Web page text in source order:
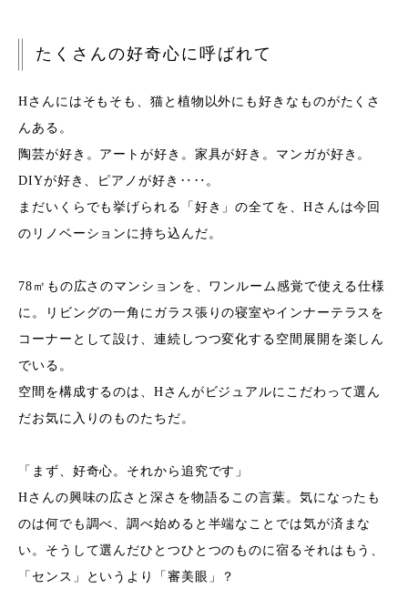
たくさんの好奇心に呼ばれて
Hさんにはそもそも、猫と植物以外にも好きなものがたくさ
んある。
陶芸が好き。アートが好き。家具が好き。マンガが好き。
DIYが好き、ピアノが好き‥‥。
まだいくらでも挙げられる「好き」の全てを、Hさんは今回
のリノベーションに持ち込んだ。
78㎡もの広さのマンションを、ワンルーム感覚で使える仕様
に。リビングの一角にガラス張りの寝室やインナーテラスを
コーナーとして設け、連続しつつ変化する空間展開を楽しん
でいる。
空間を構成するのは、Hさんがビジュアルにこだわって選ん
だお気に入りのものたちだ。
「まず、好奇心。それから追究です」
Hさんの興味の広さと深さを物語るこの言葉。気になったも
のは何でも調べ、調べ始めると半端なことでは気が済まな
い。そうして選んだひとつひとつのものに宿るそれはもう、
「センス」というより「審美眼」？